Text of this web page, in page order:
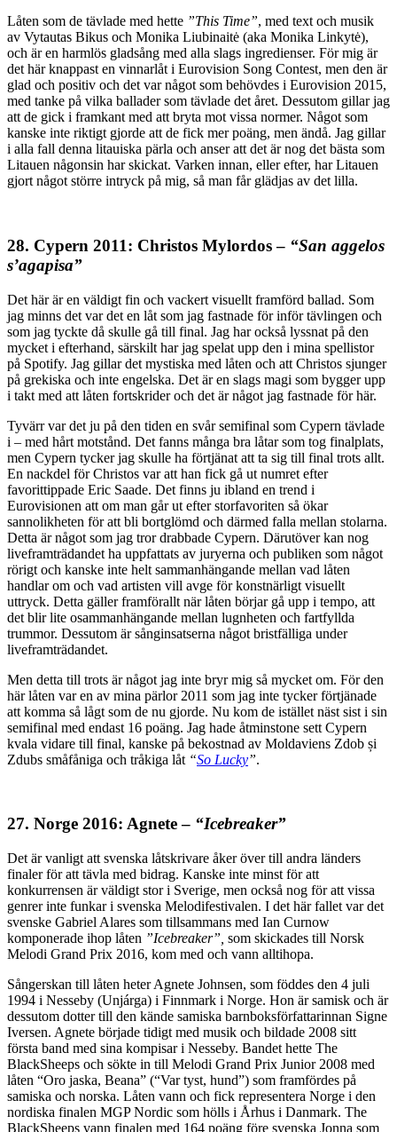
Låten som de tävlade med hette ”This Time”, med text och musik
av Vytautas Bikus och Monika Liubinaitė (aka Monika Linkytė),
och är en harmlös gladsång med alla slags ingredienser. För mig är
det här knappast en vinnarlåt i Eurovision Song Contest, men den är
glad och positiv och det var något som behövdes i Eurovision 2015,
med tanke på vilka ballader som tävlade det året. Dessutom gillar jag
att de gick i framkant med att bryta mot vissa normer. Något som
kanske inte riktigt gjorde att de fick mer poäng, men ändå. Jag gillar
i alla fall denna litauiska pärla och anser att det är nog det bästa som
Litauen någonsin har skickat. Varken innan, eller efter, har Litauen
gjort något större intryck på mig, så man får glädjas av det lilla.
28. Cypern 2011: Christos Mylordos – “San aggelos
s’agapisa”
Det här är en väldigt fin och vackert visuellt framförd ballad. Som
jag minns det var det en låt som jag fastnade för inför tävlingen och
som jag tyckte då skulle gå till final. Jag har också lyssnat på den
mycket i efterhand, särskilt har jag spelat upp den i mina spellistor
på Spotify. Jag gillar det mystiska med låten och att Christos sjunger
på grekiska och inte engelska. Det är en slags magi som bygger upp
i takt med att låten fortskrider och det är något jag fastnade för här.
Tyvärr var det ju på den tiden en svår semifinal som Cypern tävlade
i – med hårt motstånd. Det fanns många bra låtar som tog finalplats,
men Cypern tycker jag skulle ha förtjänat att ta sig till final trots allt.
En nackdel för Christos var att han fick gå ut numret efter
favorittippade Eric Saade. Det finns ju ibland en trend i
Eurovisionen att om man går ut efter storfavoriten så ökar
sannolikheten för att bli bortglömd och därmed falla mellan stolarna.
Detta är något som jag tror drabbade Cypern. Därutöver kan nog
liveframträdandet ha uppfattats av juryerna och publiken som något
rörigt och kanske inte helt sammanhängande mellan vad låten
handlar om och vad artisten vill avge för konstnärligt visuellt
uttryck. Detta gäller framförallt när låten börjar gå upp i tempo, att
det blir lite osammanhängande mellan lugnheten och fartfyllda
trummor. Dessutom är sånginsatserna något bristfälliga under
liveframträdandet.
Men detta till trots är något jag inte bryr mig så mycket om. För den
här låten var en av mina pärlor 2011 som jag inte tycker förtjänade
att komma så lågt som de nu gjorde. Nu kom de istället näst sist i sin
semifinal med endast 16 poäng. Jag hade åtminstone sett Cypern
kvala vidare till final, kanske på bekostnad av Moldaviens Zdob și
Zdubs småfåniga och tråkiga låt “So Lucky”.
27. Norge 2016: Agnete – “Icebreaker”
Det är vanligt att svenska låtskrivare åker över till andra länders
finaler för att tävla med bidrag. Kanske inte minst för att
konkurrensen är väldigt stor i Sverige, men också nog för att vissa
genrer inte funkar i svenska Melodifestivalen. I det här fallet var det
svenske Gabriel Alares som tillsammans med Ian Curnow
komponerade ihop låten ”Icebreaker”, som skickades till Norsk
Melodi Grand Prix 2016, kom med och vann alltihopa.
Sångerskan till låten heter Agnete Johnsen, som föddes den 4 juli
1994 i Nesseby (Unjárga) i Finnmark i Norge. Hon är samisk och är
dessutom dotter till den kände samiska barnboksförfattarinnan Signe
Iversen. Agnete började tidigt med musik och bildade 2008 sitt
första band med sina kompisar i Nesseby. Bandet hette The
BlackSheeps och sökte in till Melodi Grand Prix Junior 2008 med
låten “Oro jaska, Beana” (“Var tyst, hund”) som framfördes på
samiska och norska. Låten vann och fick representera Norge i den
nordiska finalen MGP Nordic som hölls i Århus i Danmark. The
BlackSheeps vann finalen med 164 poäng före svenska Jonna som